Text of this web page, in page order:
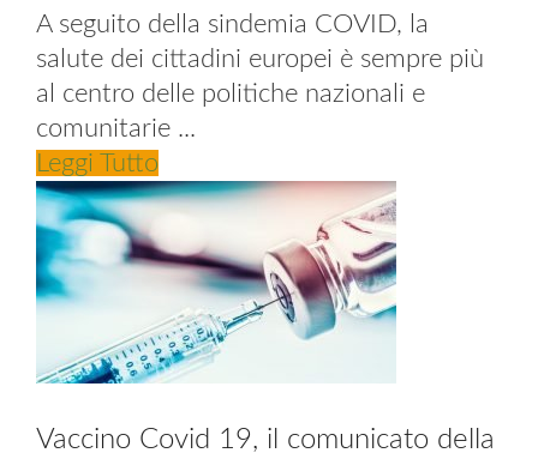
A seguito della sindemia COVID, la
salute dei cittadini europei è sempre più
al centro delle politiche nazionali e
comunitarie ...
Leggi Tutto
Vaccino Covid 19, il comunicato della